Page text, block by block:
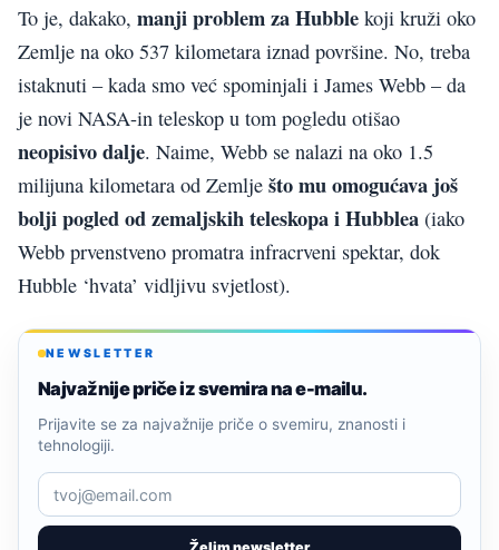
To je, dakako, manji problem za Hubble koji kruži oko
Zemlje na oko 537 kilometara iznad površine. No, treba
istaknuti – kada smo već spominjali i James Webb – da
je novi NASA-in teleskop u tom pogledu otišao
neopisivo dalje. Naime, Webb se nalazi na oko 1.5
milijuna kilometara od Zemlje što mu omogućava još
bolji pogled od zemaljskih teleskopa i Hubblea (iako
Webb prvenstveno promatra infracrveni spektar, dok
Hubble ‘hvata’ vidljivu svjetlost).
NEWSLETTER
Najvažnije priče iz svemira na e-mailu.
Prijavite se za najvažnije priče o svemiru, znanosti i
tehnologiji.